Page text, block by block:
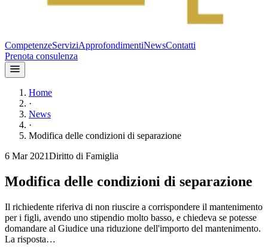
CompetenzeServiziApprofondimentiNewsContatti
Prenota consulenza
Home
·
News
·
Modifica delle condizioni di separazione
6 Mar 2021Diritto di Famiglia
Modifica delle condizioni di separazione
Il richiedente riferiva di non riuscire a corrispondere il mantenimento
per i figli, avendo uno stipendio molto basso, e chiedeva se potesse
domandare al Giudice una riduzione dell'importo del mantenimento.
La risposta…